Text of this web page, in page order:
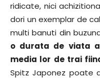
ridicate, nici
dori un exemplar de
multi banuti din
o durata de viata
media lor de trai
Spitz Japonez poate